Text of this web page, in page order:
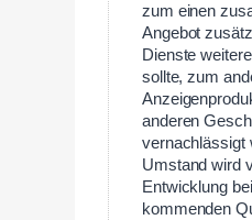
zum einen
Angebot
Dienste
sollte, zum
anderen
vernachlässigt
Umstand wird
Entwicklung
kommenden